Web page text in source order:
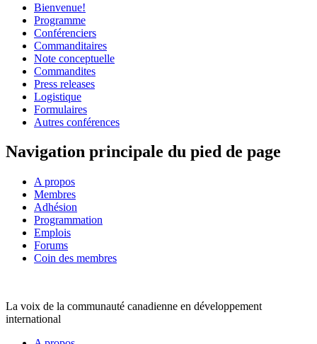
Bienvenue!
Programme
Conférenciers
Commanditaires
Note conceptuelle
Commandites
Press releases
Logistique
Formulaires
Autres conférences
Navigation principale du pied de page
A propos
Membres
Adhésion
Programmation
Emplois
Forums
Coin des membres
La voix de la communauté canadienne en développement
international